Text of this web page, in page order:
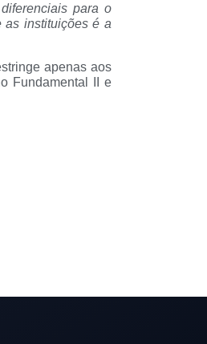
para o
as instituições é a
apenas aos
Fundamental II e